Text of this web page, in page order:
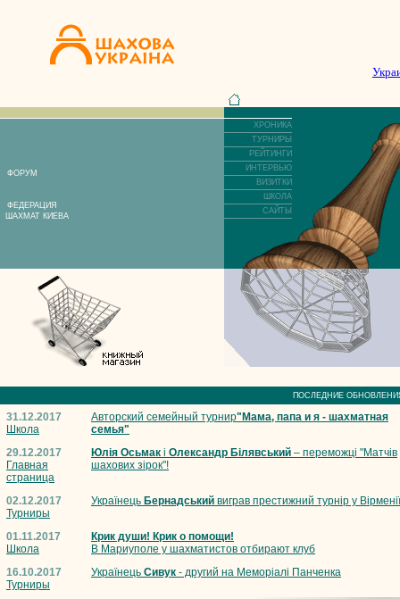
ФОРУМ
ФЕДЕРАЦИЯ
ШАХМАТ КИЕВА
ХРОНИКА
ТУРНИРЫ
РЕЙТИНГИ
ИНТЕРВЬЮ
ВИЗИТКИ
ШКОЛА
САЙТЫ
ПОСЛЕДНИЕ
31.12.2017
Школа
Авторский семейный турнир"Мама, папа и я - шахматная
семья"
29.12.2017
Главная
страница
Юлія Осьмак і Олександр Білявський – переможці "Матчів
шахових зірок"!
02.12.2017
Турниры
Українець Бернадський виграв престижний турнір у Вірменії
01.11.2017
Школа
Крик души! Крик о помощи!
В Мариуполе у шахматистов отбирают клуб
16.10.2017
Турниры
Українець Сивук - другий на Меморіалі Панченка